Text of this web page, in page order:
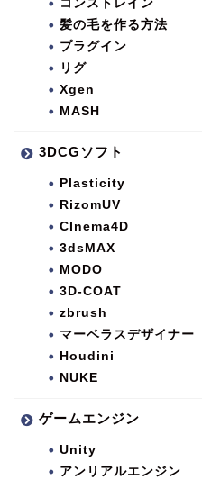
コンストレイン
髪の毛を作る方法
プラグイン
リグ
Xgen
MASH
3DCGソフト
Plasticity
RizomUV
CInema4D
3dsMAX
MODO
3D-COAT
zbrush
マーベラスデザイナー
Houdini
NUKE
ゲームエンジン
Unity
アンリアルエンジン